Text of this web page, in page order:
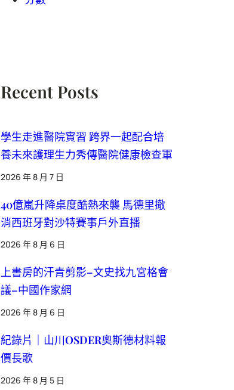
Recent Posts
學生走進醫院實習 跨界一起配合培
養未來護理生力秀傳醫院健康檢查軍
2026 年 8 月 7 日
40億嵐升降桌度酷熱來襲 馬德里撤
消西班牙對沙特賽事戶外直播
2026 年 8 月 6 日
上書房的汗青剪影–文史找九宮格會
議–中國作家網
2026 年 8 月 6 日
紀錄片｜山川OSDER奧斯德材料報
價長歌
2026 年 8 月 5 日